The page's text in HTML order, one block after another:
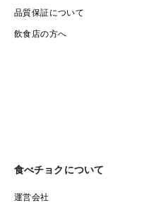
品質保証について
飲食店の方へ
食べチョクについて
運営会社